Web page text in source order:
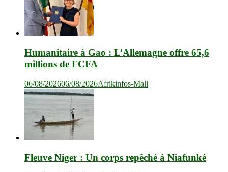
Humanitaire à Gao : L’Allemagne offre 65,6
millions de FCFA
06/08/202606/08/2026Afrikinfos-Mali
Fleuve Niger : Un corps repêché à Niafunké